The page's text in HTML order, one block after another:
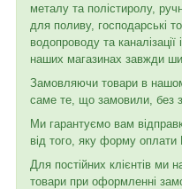
металу та полістиролу,
для поливу, господарські
водопроводу та
наших магазинах завжди
Замовляючи товари в
саме те, що замовили, без
Ми гарантуємо вам
від того, яку форму оплати
Для постійних клієнтів ми
товари при оформленні